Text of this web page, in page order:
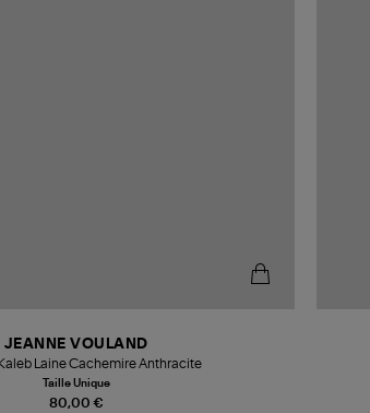
80,00 €
JEANNE VOULAND
Laine Cachemire Anthracite
Taille Unique